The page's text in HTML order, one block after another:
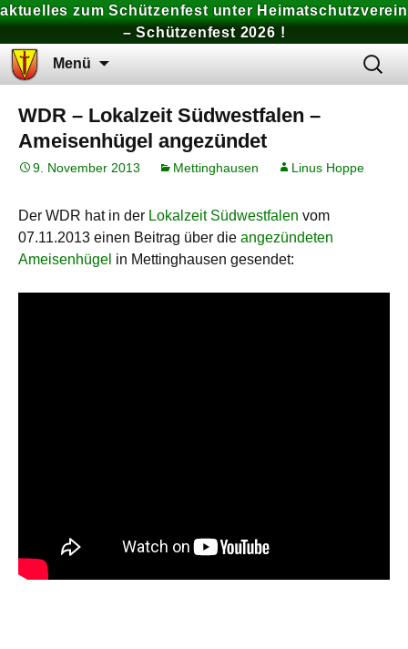
aktuelles zum Schützenfest unter Heimatschutzverein
– Schützenfest 2026 !
Menü
Suchen
nach:
WDR – Lokalzeit Südwestfalen –
Ameisenhügel angezündet
9. November 2013 Mettinghausen Linus Hoppe
Der WDR hat in der Lokalzeit Südwestfalen vom
07.11.2013 einen Beitrag über die angezündeten
Ameisenhügel in Mettinghausen gesendet: